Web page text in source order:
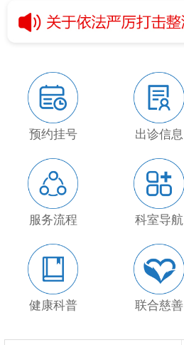
预约挂号 出诊信息
服务流程 科室导航
健康科普 联合慈善